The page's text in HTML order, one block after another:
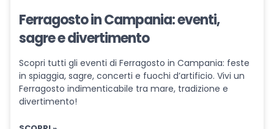
Ferragosto in Campania: eventi,
sagre e divertimento
Scopri tutti gli eventi di Ferragosto in Campania: feste
in spiaggia, sagre, concerti e fuochi d’artificio. Vivi un
Ferragosto indimenticabile tra mare, tradizione e
divertimento!